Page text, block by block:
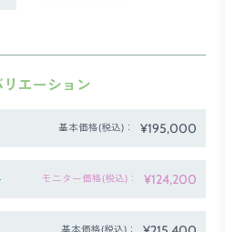
リエーション
基本価格(税込)： ¥195,000
モニター価格(税込)： ¥124,200